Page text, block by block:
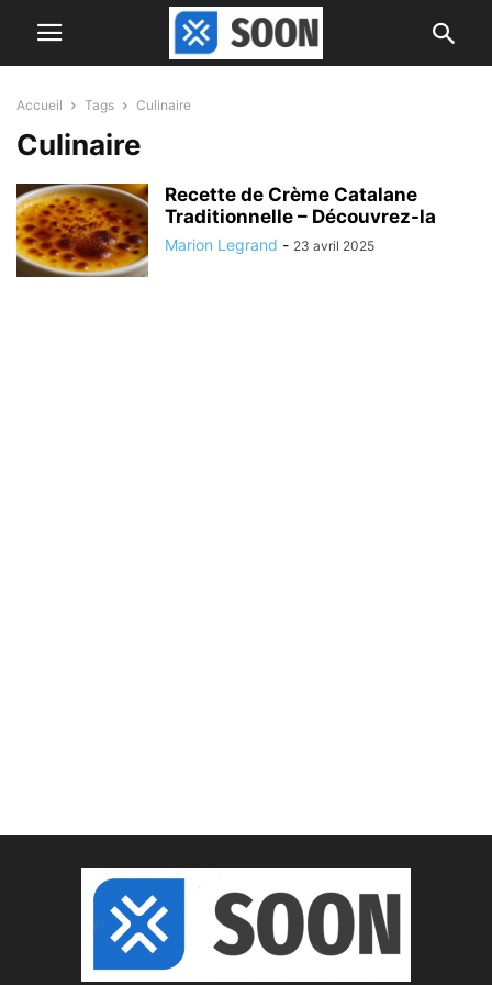
Accueil Tags Culinaire
Culinaire
Recette de Crème Catalane
Traditionnelle – Découvrez-la
Marion Legrand - 23 avril 2025